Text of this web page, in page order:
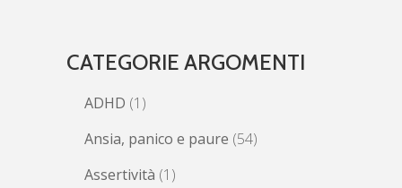
CATEGORIE ARGOMENTI
ADHD (1)
Ansia, panico e paure (54)
Assertività (1)